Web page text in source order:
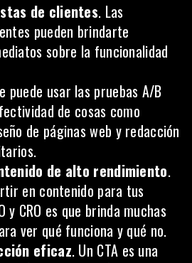
de clientes. Las
pueden brindarte
sobre la funcionalidad
puede usar las pruebas A/B
de cosas como
de páginas web y redacción
de alto rendimiento.
en contenido para tus
y CRO es que brinda muchas
ver qué funciona y qué no.
eficaz. Un CTA es una